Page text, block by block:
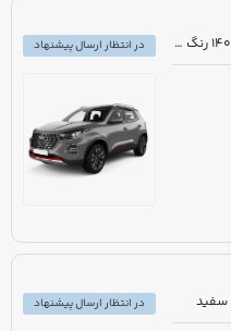
مزایده دولتی خودرو MVM-X55 PRO مدل 1401 رنگ مشکی
در انتظار ارسال پیشنهاد
در انتظار ارسال پیشنهاد